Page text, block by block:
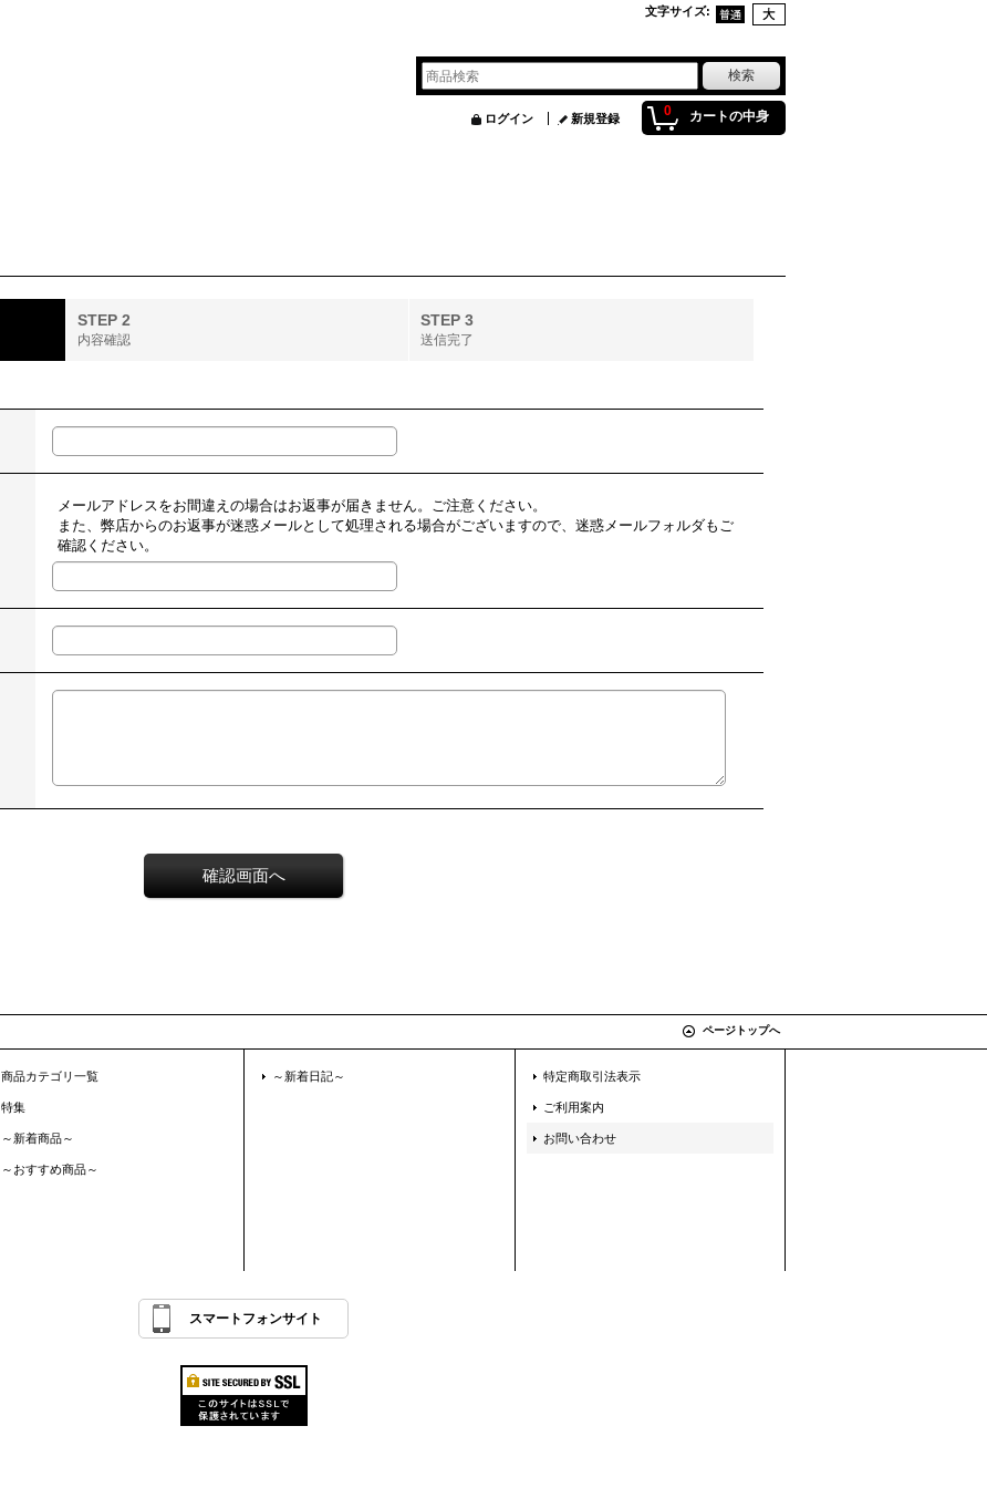
文字サイズ:
0 カートの中身
ログイン 新規登録
STEP 2
内容確認
STEP 3
送信完了
メールアドレスをお間違えの場合はお返事が届きません。ご注意ください。
また、弊店からのお返事が迷惑メールとして処理される場合がございますので、迷惑メールフォルダもご
確認ください。
ページトップへ
商品カテゴリ一覧
特集
～新着商品～
～おすすめ商品～
～新着日記～ 特定商取引法表示
ご利用案内
お問い合わせ
スマートフォンサイト